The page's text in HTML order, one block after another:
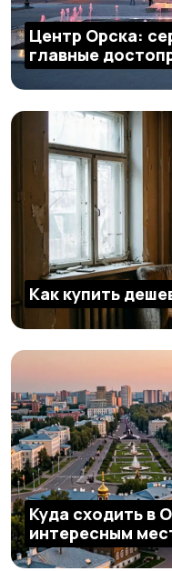
Центр Орска:
главные
Как купить
Куда сходить в
интересным